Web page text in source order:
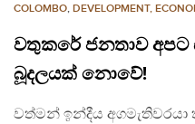
COLOMBO, DEVELOPMENT,
වතුකරේ ජනතාව අපට
බූදලයක් නොවේ!
වත්මන් ඉන්දීය